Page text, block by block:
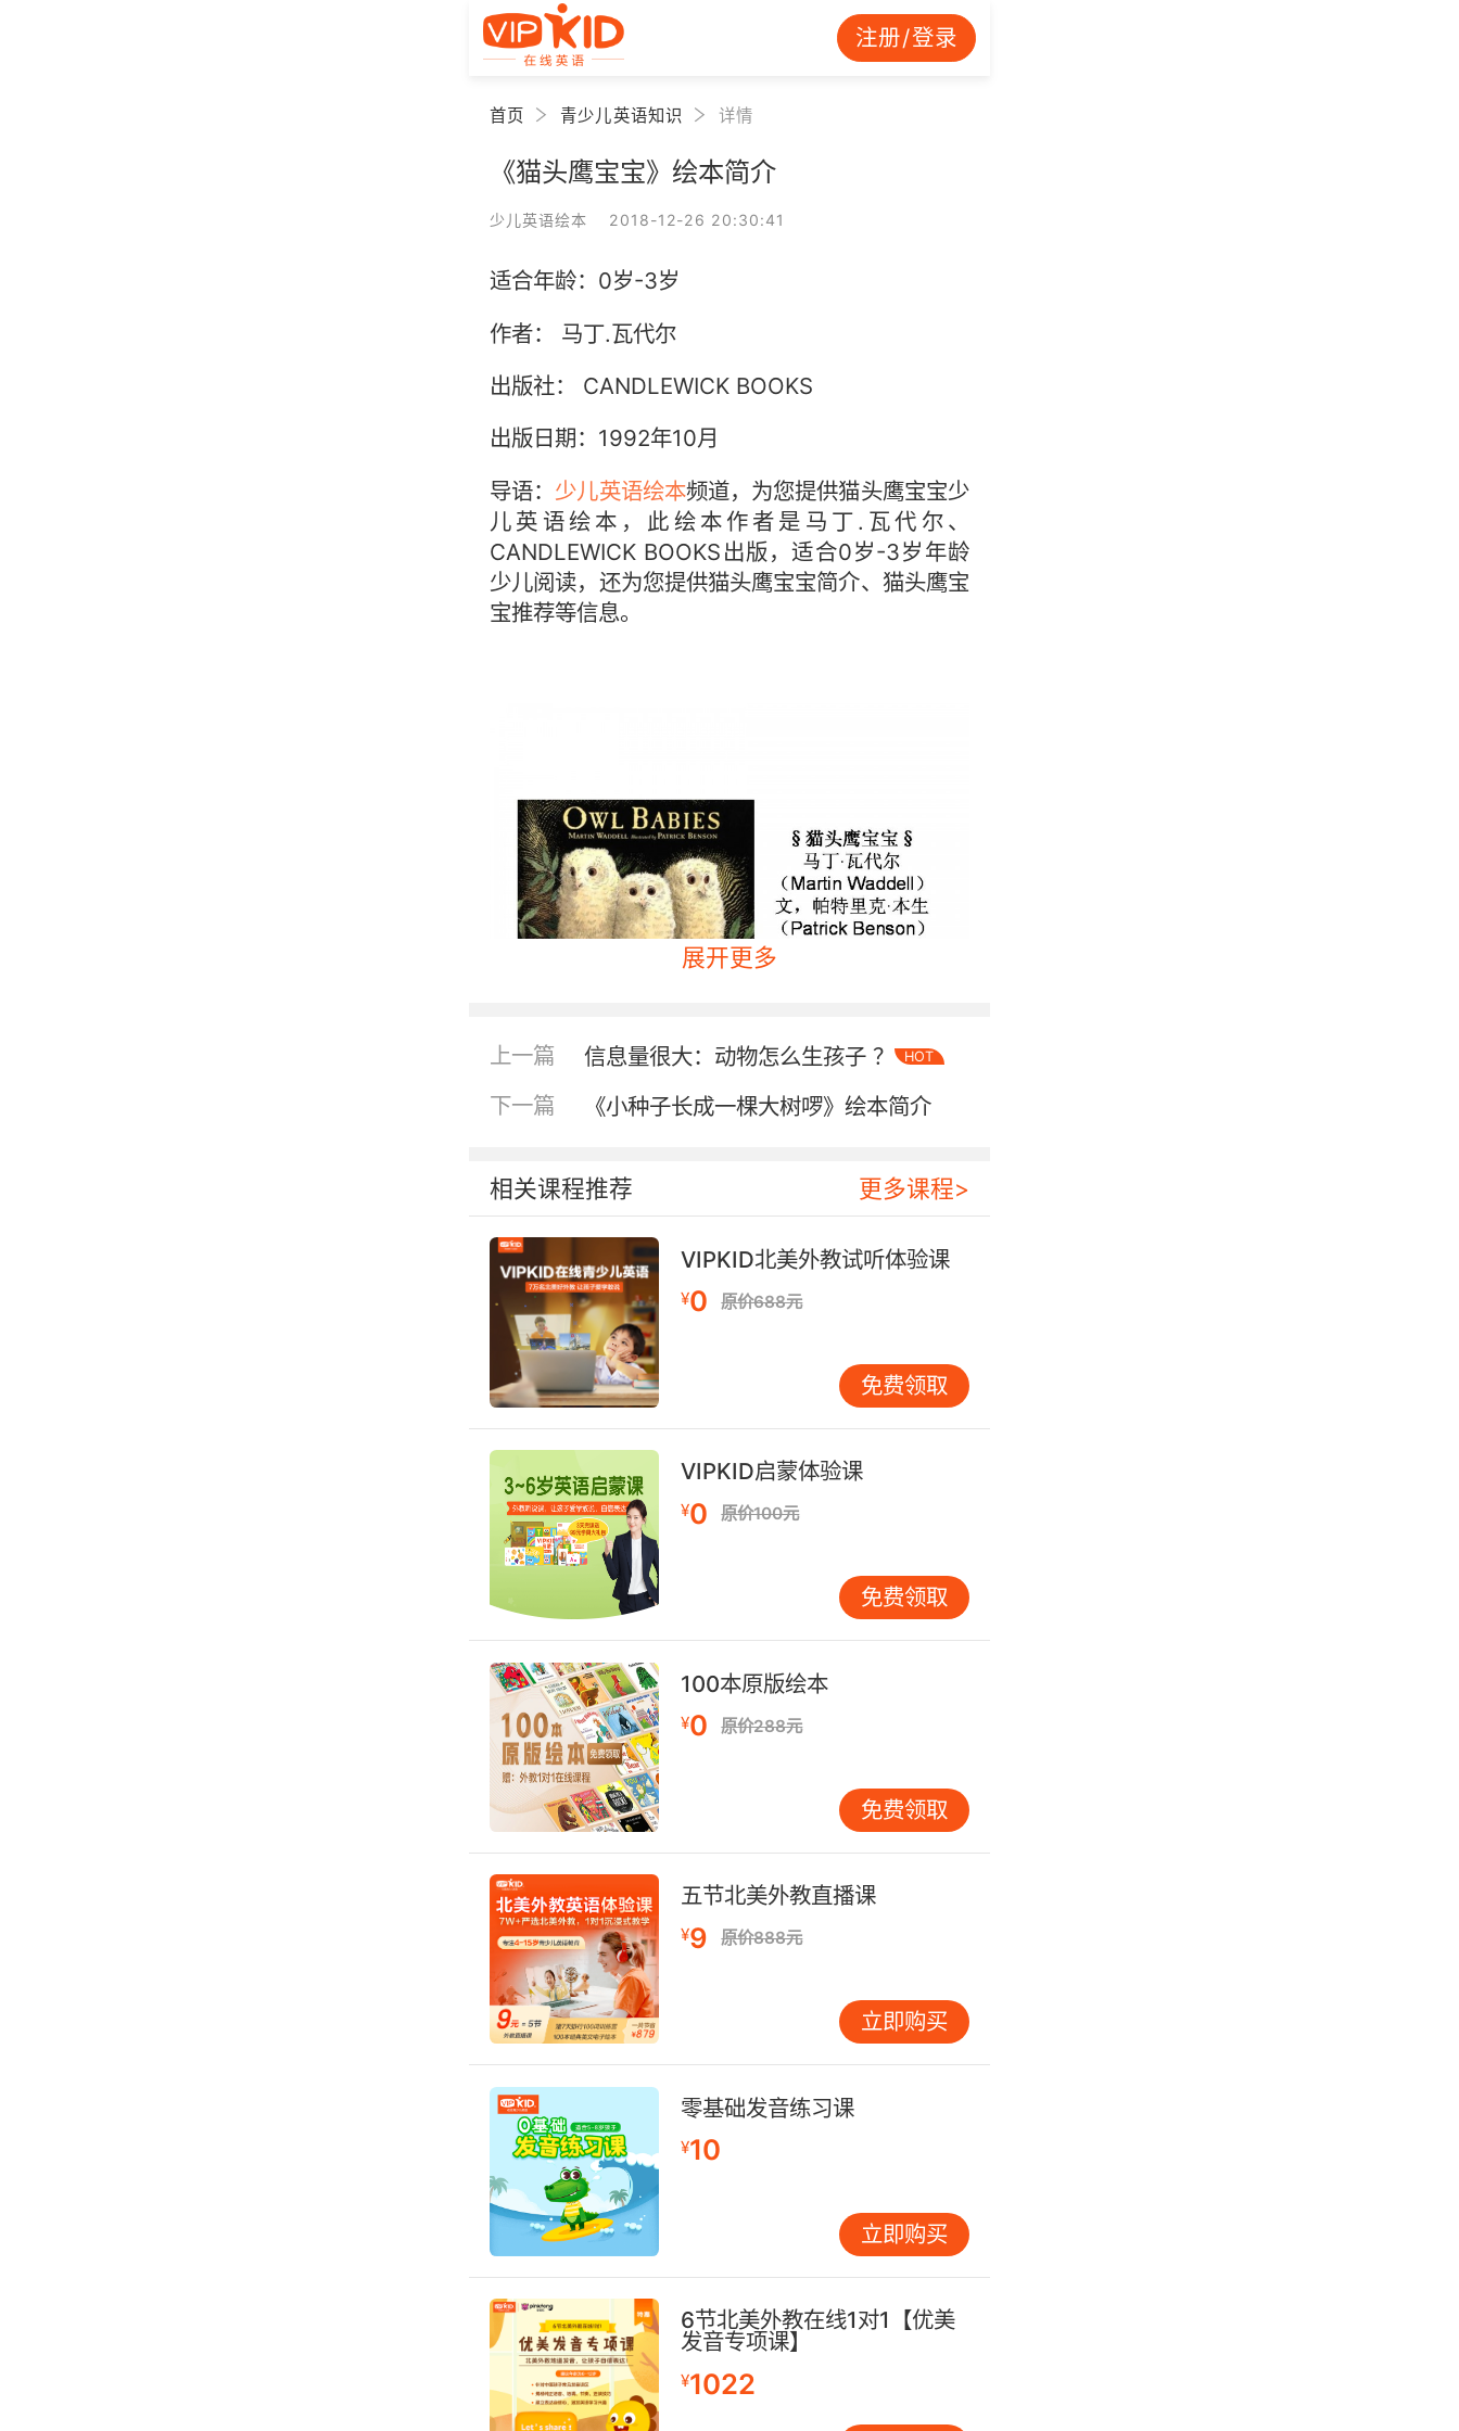
注册/登录
首页 青少儿英语知识 详情
《猫头鹰宝宝》绘本简介
少儿英语绘本 2018-12-26 20:30:41
适合年龄：0岁-3岁
作者： 马丁.瓦代尔
出版社： CANDLEWICK BOOKS
出版日期：1992年10月
导语： 少儿英语绘本频道，为您提供猫头鹰宝宝少
儿英语绘本，此绘本作者是马丁.瓦代尔、
CANDLEWICK BOOKS出版，适合0岁-3岁年龄
少儿阅读，还为您提供猫头鹰宝宝简介、猫头鹰宝
宝推荐等信息。
莎拉、波西与比尔三只猫头鹰宝宝和妈妈住在树洞
里。一天晚上，当猫头鹰宝宝醒来的时候，发现它
们的妈妈不知去向，莎拉与波西开始猜想妈妈到底
去哪里？而比尔只是不断地吵着要妈妈。时间越来
越晚，妈妈还是没回家，三只猫头鹰宝宝原本各自
站在属于自己的树枝上，后来它们感到越来越害
最后…
孩子们最大的恐惧就是被拋弃，因此当妈妈突然不
见的时候，他们便会开始担心害怕，并且胡思乱
想。他们怕妈妈从此一去不回，也担忧妈妈的安
危。三只可爱的小猫头鹰就是面临这种恐惧，但是
即使感到不安，它们心中还是确信妈妈只是外出觅
食，一定会平安归来。
作者巧妙地安排这三只小猫头鹰的位置，它们从原
本待在树洞，然后站在各自的树枝上，最后全部站
在同一根树枝上，充分地显现它们内心不断累积的
恐惧感。另外，作者采用不同的角度来绘制故事的
场景，例如由树洞内往外、森林的一角与向下俯
看，让读者更有身历其境之感，而整页的插画更为
此效果增色不少。色彩鲜明与明暗对比的构图使夜
晚的神秘与静谧历历在目。作者所制造出来的悬疑
深深吸引读者的目光，吊足大家的胃口。在阅读过
程中，孩子一定也跟着小猫头鹰们着急起来，到底
猫头鹰妈妈到哪里去了？
展开更多
上一篇 信息量很大：动物怎么生孩子 ？ HOT
下一篇 《小种子长成一棵大树啰》绘本简介
相关课程推荐 更多课程>
VIPKID北美外教试听体验课
¥0 原价688元
免费领取
VIPKID启蒙体验课
¥0 原价100元
免费领取
100本原版绘本
¥0 原价288元
免费领取
五节北美外教直播课
¥9 原价888元
立即购买
零基础发音练习课
¥10
立即购买
6节北美外教在线1对1【优美
发音专项课】
¥1022